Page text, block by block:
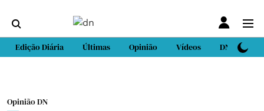
Edição Diária Últimas Opinião Vídeos DN Sport
Opinião DN